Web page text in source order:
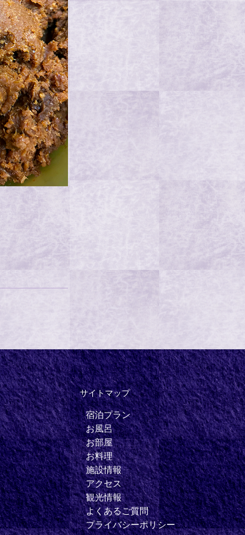
サイトマップ
宿泊プラン
お風呂
お部屋
お料理
施設情報
アクセス
観光情報
よくあるご質問
プライバシーポリシー